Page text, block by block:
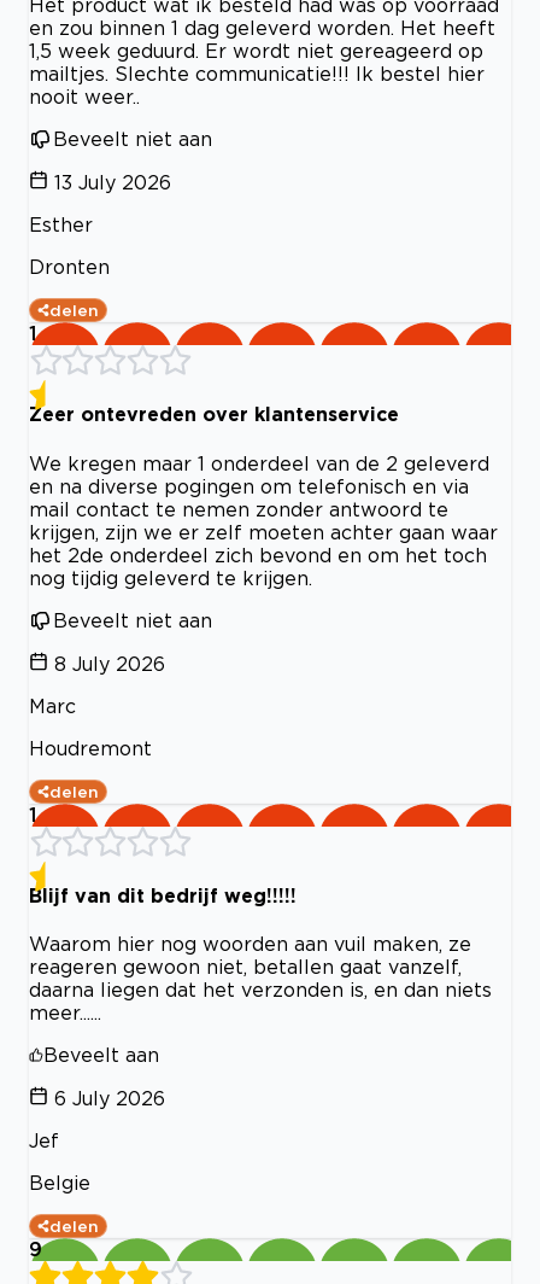
Het product wat ik besteld had was op voorraad
en zou binnen 1 dag geleverd worden. Het heeft
1,5 week geduurd. Er wordt niet gereageerd op
mailtjes. Slechte communicatie!!! Ik bestel hier
nooit weer..
Beveelt niet aan
13 July 2026
Esther
Dronten
delen
1
Zeer ontevreden over klantenservice
We kregen maar 1 onderdeel van de 2 geleverd
en na diverse pogingen om telefonisch en via
mail contact te nemen zonder antwoord te
krijgen, zijn we er zelf moeten achter gaan waar
het 2de onderdeel zich bevond en om het toch
nog tijdig geleverd te krijgen.
Beveelt niet aan
8 July 2026
Marc
Houdremont
delen
1
Blijf van dit bedrijf weg!!!!!
Waarom hier nog woorden aan vuil maken, ze
reageren gewoon niet, betallen gaat vanzelf,
daarna liegen dat het verzonden is, en dan niets
meer......
Beveelt aan
6 July 2026
Jef
Belgie
delen
9